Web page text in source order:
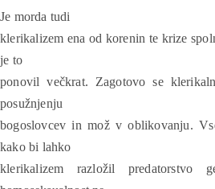
Je morda tudi
klerikalizem ena od korenin te krize
je to
ponovil večkrat. Zagotovo se
posužnjenju
bogoslovcev in mož v oblikovanju.
kako bi lahko
klerikalizem razložil predatorstvo